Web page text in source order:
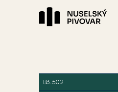
B3.502